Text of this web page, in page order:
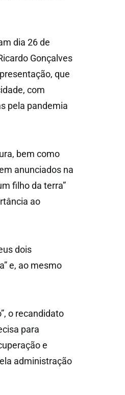
dia 26 de
Gonçalves
que
com
pela pandemia
bem como
anunciados na
filho da terra”
ao
dois
e, ao mesmo
o recandidato
para
e
administração